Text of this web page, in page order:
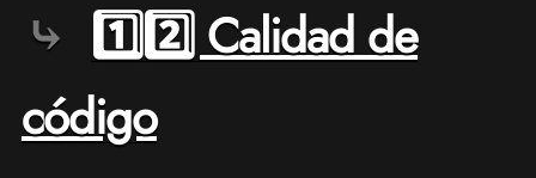
1️⃣2️⃣ Calidad de
código